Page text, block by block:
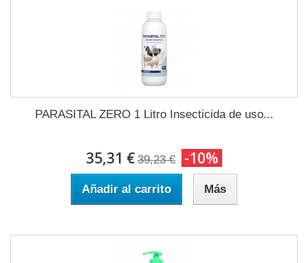
PARASITAL ZERO 1 Litro Insecticida de uso...
35,31 € 39,23 € -10%
Añadir al carrito Más